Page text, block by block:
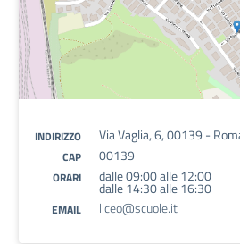
INDIRIZZO Via Vaglia, 6, 00139 -
CAP 00139
ORARI dalle 09:00 alle 12:00
dalle 14:30 alle 16:30
EMAIL liceo@scuole.it